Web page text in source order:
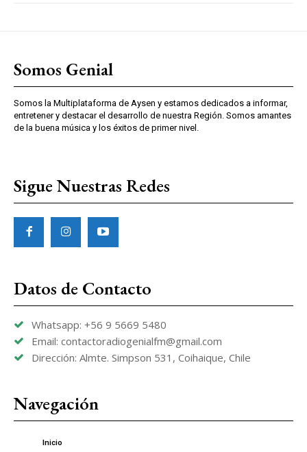
Somos Genial
Somos la Multiplataforma de Aysen y estamos dedicados a informar,
entretener y destacar el desarrollo de nuestra Región. Somos amantes
de la buena música y los éxitos de primer nivel.
Sigue Nuestras Redes
Datos de Contacto
Whatsapp: +56 9 5669 5480
Email: contactoradiogenialfm@gmail.com
Dirección: Almte. Simpson 531, Coihaique, Chile
Navegación
Inicio